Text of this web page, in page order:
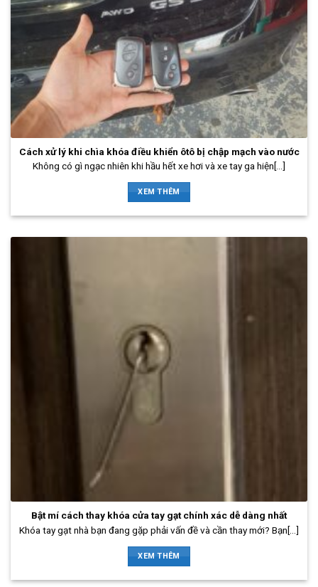
Cách xử lý khi chìa khóa điều khiển ôtô bị chập mạch vào nước
Không có gì ngạc nhiên khi hầu hết xe hơi và xe tay ga hiện[...]
XEM THÊM
Bật mí cách thay khóa cửa tay gạt chính xác dễ dàng nhất
Khóa tay gạt nhà bạn đang gặp phải vấn đề và cần thay mới? Bạn[...]
XEM THÊM